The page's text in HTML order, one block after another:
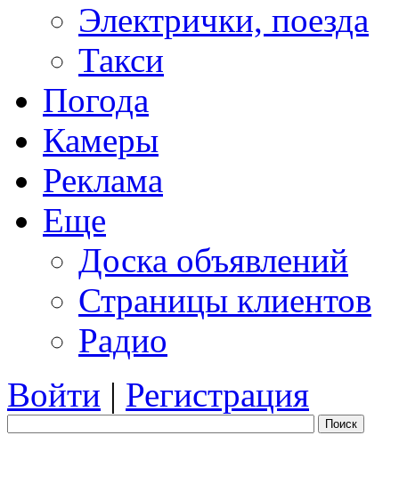
Электрички, поезда
Такси
Погода
Камеры
Реклама
Еще
Доска объявлений
Страницы клиентов
Радио
Войти | Регистрация
Поиск